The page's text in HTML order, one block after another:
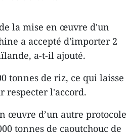
la mise en œuvre d'un
a accepté d'importer 2
a-t-il ajouté.
tonnes de riz, ce qui laisse
respecter l'accord.
œuvre d’un autre protocole
tonnes de caoutchouc de